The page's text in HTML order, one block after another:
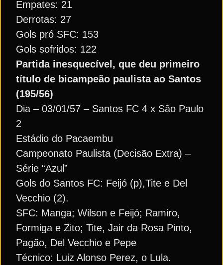
Empates: 21
Derrotas: 27
Gols pró SFC: 153
Gols sofridos: 122
Partida inesquecível, que deu primeiro
título de bicampeão paulista ao Santos
(195/56)
Dia – 03/01/57 – Santos FC 4 x São Paulo
2
Estádio do Pacaembu
Campeonato Paulista (Decisão Extra) –
Série “Azul”
Gols do Santos FC: Feijó (p),Tite e Del
Vecchio (2).
SFC: Manga; Wilson e Feijó; Ramiro,
Formiga e Zito; Tite, Jair da Rosa Pinto,
Pagão, Del Vecchio e Pepe
Técnico: Luiz Alonso Perez, o Lula.